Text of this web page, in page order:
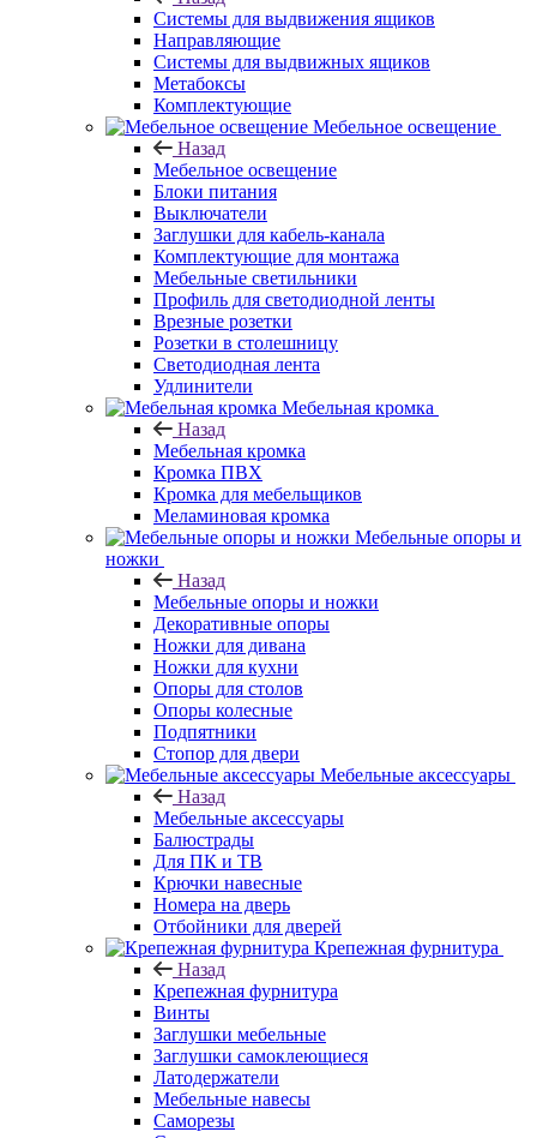
Системы для выдвижения ящиков
Направляющие
Системы для выдвижных ящиков
Метабоксы
Комплектующие
Мебельное освещение
Назад
Мебельное освещение
Блоки питания
Выключатели
Заглушки для кабель-канала
Комплектующие для монтажа
Мебельные светильники
Профиль для светодиодной ленты
Врезные розетки
Розетки в столешницу
Светодиодная лента
Удлинители
Мебельная кромка
Назад
Мебельная кромка
Кромка ПВХ
Кромка для мебельщиков
Меламиновая кромка
Мебельные опоры и
ножки
Назад
Мебельные опоры и ножки
Декоративные опоры
Ножки для дивана
Ножки для кухни
Опоры для столов
Опоры колесные
Подпятники
Стопор для двери
Мебельные аксессуары
Назад
Мебельные аксессуары
Балюстрады
Для ПК и ТВ
Крючки навесные
Номера на дверь
Отбойники для дверей
Крепежная фурнитура
Назад
Крепежная фурнитура
Винты
Заглушки мебельные
Заглушки самоклеющиеся
Латодержатели
Мебельные навесы
Саморезы